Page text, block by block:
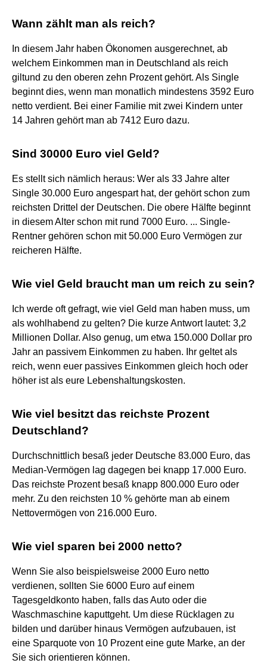
Wann zählt man als reich?
In diesem Jahr haben Ökonomen ausgerechnet, ab
welchem Einkommen man in Deutschland als reich
giltund zu den oberen zehn Prozent gehört. Als Single
beginnt dies, wenn man monatlich mindestens 3592 Euro
netto verdient. Bei einer Familie mit zwei Kindern unter
14 Jahren gehört man ab 7412 Euro dazu.
Sind 30000 Euro viel Geld?
Es stellt sich nämlich heraus: Wer als 33 Jahre alter
Single 30.000 Euro angespart hat, der gehört schon zum
reichsten Drittel der Deutschen. Die obere Hälfte beginnt
in diesem Alter schon mit rund 7000 Euro. ... Single-
Rentner gehören schon mit 50.000 Euro Vermögen zur
reicheren Hälfte.
Wie viel Geld braucht man um reich zu sein?
Ich werde oft gefragt, wie viel Geld man haben muss, um
als wohlhabend zu gelten? Die kurze Antwort lautet: 3,2
Millionen Dollar. Also genug, um etwa 150.000 Dollar pro
Jahr an passivem Einkommen zu haben. Ihr geltet als
reich, wenn euer passives Einkommen gleich hoch oder
höher ist als eure Lebenshaltungskosten.
Wie viel besitzt das reichste Prozent
Deutschland?
Durchschnittlich besaß jeder Deutsche 83.000 Euro, das
Median-Vermögen lag dagegen bei knapp 17.000 Euro.
Das reichste Prozent besaß knapp 800.000 Euro oder
mehr. Zu den reichsten 10 % gehörte man ab einem
Nettovermögen von 216.000 Euro.
Wie viel sparen bei 2000 netto?
Wenn Sie also beispielsweise 2000 Euro netto
verdienen, sollten Sie 6000 Euro auf einem
Tagesgeldkonto haben, falls das Auto oder die
Waschmaschine kaputtgeht. Um diese Rücklagen zu
bilden und darüber hinaus Vermögen aufzubauen, ist
eine Sparquote von 10 Prozent eine gute Marke, an der
Sie sich orientieren können.